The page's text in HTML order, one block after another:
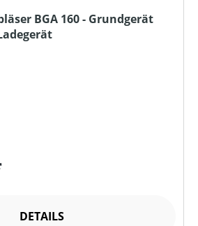
BGA 160 - Grundgerät
DETAILS